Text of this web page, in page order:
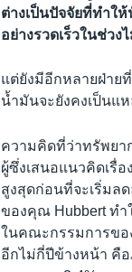
ต่างเป็นปัจจัยที่ทำใ
อย่างรวดเร็วในช่วง
แต่ยังมีอีกหลายฝ่าย
น้ำมันจะยังคงเป็นแ
ความคิดที่ว่าทรัพยา
ผู้ซึ่งเสนอแนวคิดเรื่
สูงสุดก่อนที่จะเริ่มล
ของคุณ Hubbert ท
ในคณะกรรมการขอ
อีกไม่กี่ปีข้างหน้า คื